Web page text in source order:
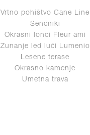
Vrtno pohištvo Cane Line
Senčniki
Okrasni lonci Fleur ami
Zunanje led luči Lumenio
Lesene terase
Okrasno kamenje
Umetna trava